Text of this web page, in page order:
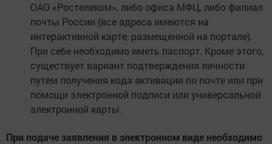
ОАО «Ростелеком», либо офиса МФЦ, либо филиал
почты России (все адреса имеются на
интерактивной карте, размещенной на портале).
При себе необходимо иметь паспорт. Кроме этого,
существует вариант подтверждения личности
путем получения кода активации по почте или при
помощи электронной подписи или универсальной
электронной карты.
При подаче заявления в электронном виде необходимо